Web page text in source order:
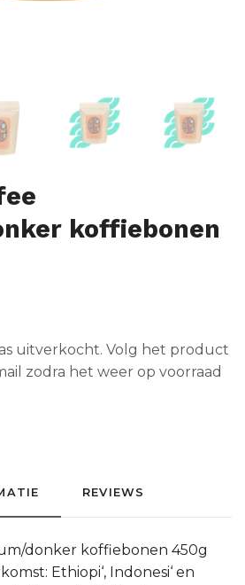
koffiebonen
uitverkocht. Volg het product
zodra het weer op voorraad
REVIEWS
donker koffiebonen 450g
Ethiopi‘, Indonesi‘ en